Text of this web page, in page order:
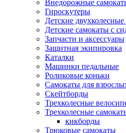
Внедорожные
Гироскутеры
Детские
Детские самокаты с
Запчасти и аксессуары
Защитная экипировка
Каталки
Машинки педальные
Роликовые коньки
Самокаты для
Скейтборды
Трехколесные
Трехколесные
кикборды
Трюковые самокаты